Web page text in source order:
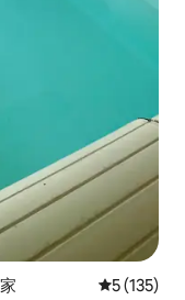
レビュー
5 (135)